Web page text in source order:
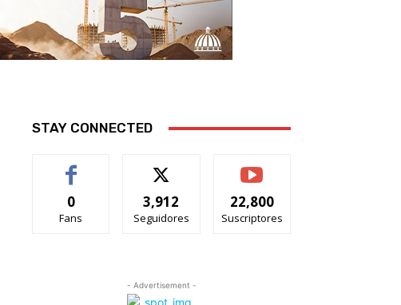
STAY CONNECTED
0
Fans
3,912
Seguidores
22,800
Suscriptores
- Advertisement -